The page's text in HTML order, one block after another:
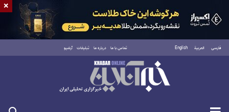
فارسی العربية English تماس با ما درباره ما تبلیغات آرشیو
یکشنبه ۱۸ مرداد ۱۴۰۵
×